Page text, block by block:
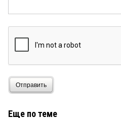
Отправить
Еще по теме